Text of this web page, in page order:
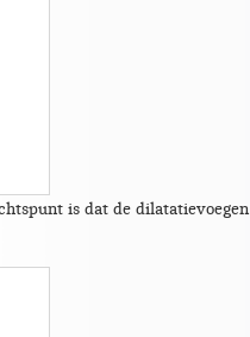
is dat de dilatatievoegen